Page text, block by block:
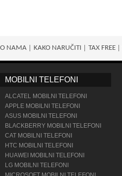
O NAMA KAKO NARUČITI TAX FREE
MOBILNI TELEFONI
ALCATEL MOBILNI TELEFONI
APPLE MOBILNI TELEFONI
ASUS MOBILNI TELEFONI
BLACKBERRY MOBILNI TELEFONI
CAT MOBILNI TELEFONI
HTC MOBILNI TELEFONI
HUAWEI MOBILNI TELEFONI
LG MOBILNI TELEFONI